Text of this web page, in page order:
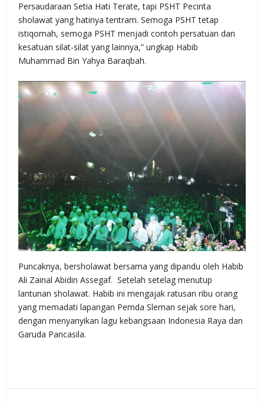
Persaudaraan Setia Hati Terate, tapi PSHT Pecinta
sholawat yang hatinya tentram. Semoga PSHT tetap
istiqomah, semoga PSHT menjadi contoh persatuan dan
kesatuan silat-silat yang lainnya,” ungkap Habib
Muhammad Bin Yahya Baraqbah.
Puncaknya, bersholawat bersama yang dipandu oleh Habib
Ali Zainal Abidin Assegaf. Setelah setelag menutup
lantunan sholawat. Habib ini mengajak ratusan ribu orang
yang memadati lapangan Pemda Sleman sejak sore hari,
dengan menyanyikan lagu kebangsaan Indonesia Raya dan
Garuda Pancasila.